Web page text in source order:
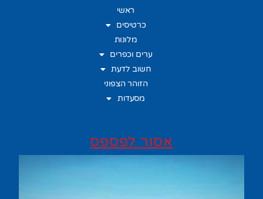
ראשי
כרטיסים
מלונות
ערים וכפרים
חשוב לדעת
הזוהר הצפוני
מסעדות
אסור לפספס